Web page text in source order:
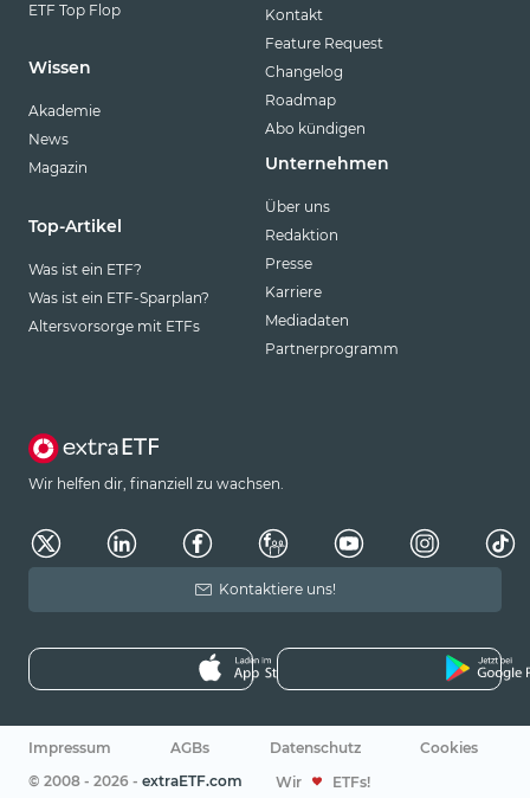
ETF Top Flop
Wissen
Akademie
News
Magazin
Top-Artikel
Was ist ein ETF?
Was ist ein ETF-Sparplan?
Altersvorsorge mit ETFs
Kontakt
Feature Request
Changelog
Roadmap
Abo kündigen
Unternehmen
Über uns
Redaktion
Presse
Karriere
Mediadaten
Partnerprogramm
Wir helfen dir, finanziell zu wachsen.
Kontaktiere uns!
Impressum AGBs Datenschutz
Cookies
© 2008 - 2026 - extraETF.com Wir ETFs!